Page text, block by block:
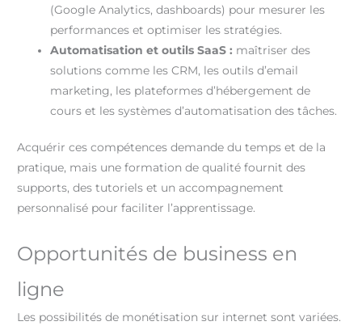
(Google Analytics, dashboards) pour mesurer les
performances et optimiser les stratégies.
Automatisation et outils SaaS : maîtriser des
solutions comme les CRM, les outils d’email
marketing, les plateformes d’hébergement de
cours et les systèmes d’automatisation des tâches.
Acquérir ces compétences demande du temps et de la
pratique, mais une formation de qualité fournit des
supports, des tutoriels et un accompagnement
personnalisé pour faciliter l’apprentissage.
Opportunités de business en
ligne
Les possibilités de monétisation sur internet sont variées.